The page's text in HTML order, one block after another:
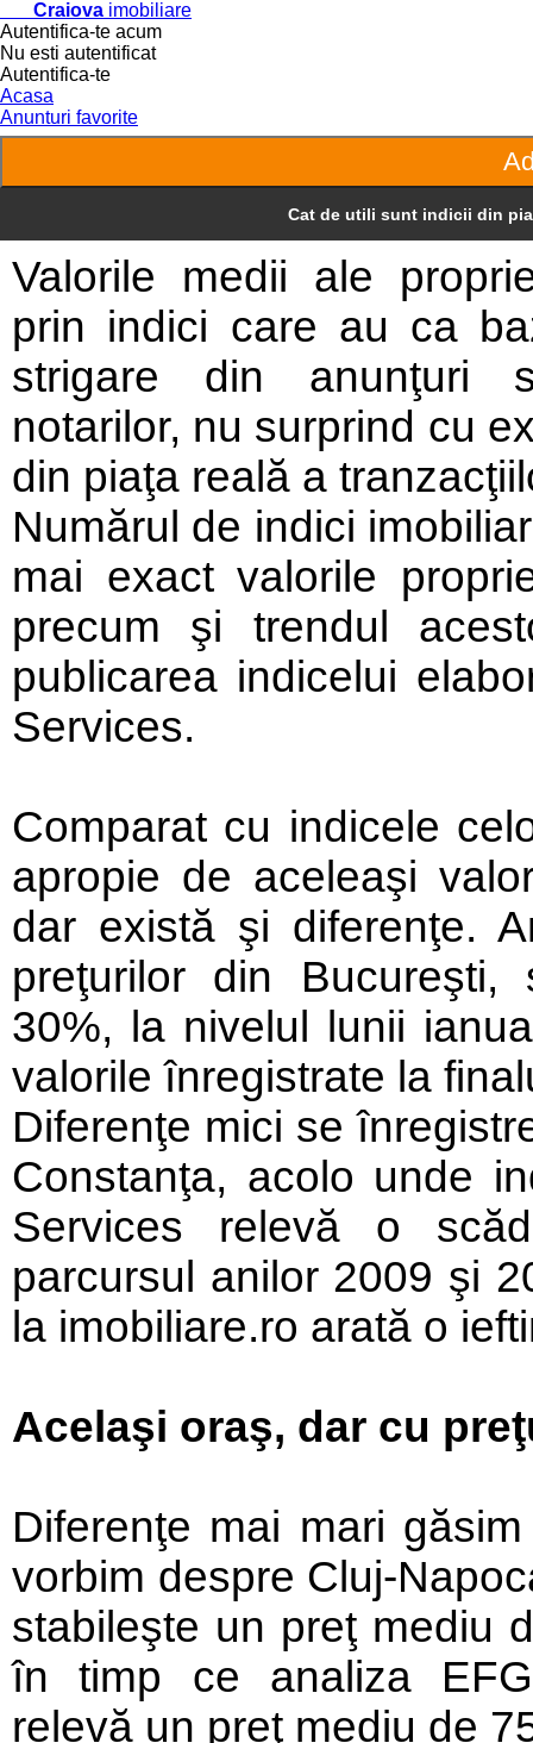
Craiova imobiliare
Autentifica-te acum
Nu esti autentificat
Autentifica-te
Acasa
Anunturi favorite
Cat de utili sunt indicii din
Valorile medii ale
prin indici care au ca
strigare din anunţuri
notarilor, nu surprind cu
din piaţa reală a
Numărul de indici
mai exact valorile
precum şi trendul
publicarea indicelui
Services.
Comparat cu indicele
apropie de aceleaşi
dar există şi diferenţe.
preţurilor din Bucureşti,
30%, la nivelul lunii
valorile înregistrate la
Diferenţe mici se
Constanţa, acolo unde
Services relevă o
parcursul anilor 2009 şi
la imobiliare.ro arată o
Acelaşi oraş, dar cu
Diferenţe mai mari
vorbim despre Cluj-
stabileşte un preţ mediu
în timp ce analiza
relevă un preţ mediu de